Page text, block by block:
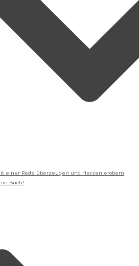
einer Rede überzeugen und Herzen erobern
Buch!